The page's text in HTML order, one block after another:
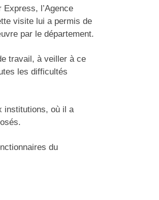
l’Agence
visite lui a permis de
par le département.
travail, à veiller à ce
les difficultés
institutions, où il a
du